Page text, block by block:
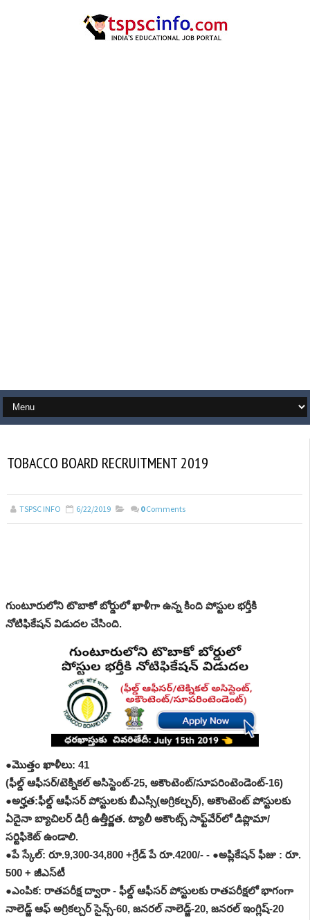
TOBACCO BOARD RECRUITMENT 2019
TSPSC INFO 6/22/2019 0 Comments
గుంటూరులోని టొబాకో బోర్డులో ఖాళీగా ఉన్న కింది పోస్టుల భర్తీకి
నోటిఫికేషన్ విడుదల చేసింది.
●మొత్తం ఖాళీలు: 41
(ఫీల్డ్ ఆఫీసర్/టెక్నికల్ అసిస్టెంట్-25, అకౌంటెంట్/సూపరింటెండెంట్-16)
●అర్హత:ఫీల్డ్ ఆఫీసర్ పోస్టులకు బీఎస్సీ(అగ్రికల్చర్), అకౌంటెంట్ పోస్టులకు
ఏదైనా బ్యాచిలర్ డిగ్రీ ఉత్తీర్ణత. ట్యాలీ అకౌంట్స్ సాఫ్ట్‌వేర్‌లో డిప్లొమా/
సర్టిఫికెట్ ఉండాలి.
●పే స్కేల్: రూ.9,300-34,800 +గ్రేడ్ పే రూ.4200/- - ●అప్లికేషన్ ఫీజు : రూ.
500 + జీఎస్‌టీ
●ఎంపిక: రాతపరీక్ష ద్వారా - ఫీల్డ్ ఆఫీసర్ పోస్టులకు రాతపరీక్షలో భాగంగా
నాలెడ్జ్ ఆఫ్ అగ్రికల్చర్ సైన్స్-60, జనరల్ నాలెడ్జ్-20, జనరల్ ఇంగ్లిష్-20